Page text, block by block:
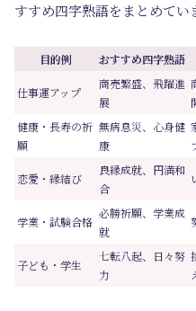
すすめ四字熟語をまとめてい
目的例 おすすめ四字熟語
仕事運アップ
商売繁盛、飛躍進
展
健康・長寿の祈
願
無病息災、心身健
康
恋愛・縁結び
良縁成就、円満和
合
学業・試験合格
必勝祈願、学業成
就
子ども・学生
七転八起、日々努
力